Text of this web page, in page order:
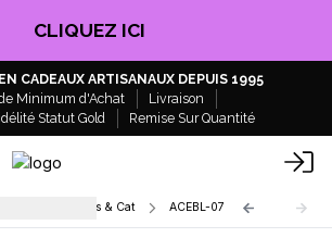
CLIQUEZ ICI
CADEAUX ARTISANAUX DEPUIS 1995
Minimum d'Achat
Livraison
Statut Gold
Remise Sur Quantité
essentielles Agnes & Cat ACEBL-07